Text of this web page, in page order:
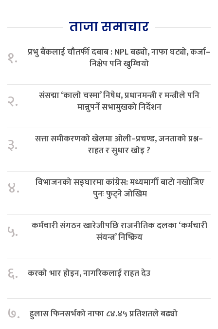
ताजा समाचार
१.
प्रभु बैंकलाई चौतर्फी दबाब : NPL बढ्यो, नाफा घट्यो, कर्जा–
निक्षेप पनि खुम्चियो
२.
संसद्मा ‘कालो चस्मा’ निषेध, प्रधानमन्त्री र मन्त्रीले पनि
मान्नुपर्ने सभामुखको निर्देशन
३.
सत्ता समीकरणको खेलमा ओली–प्रचण्ड, जनताको प्रश्न–
राहत र सुधार खोइ ?
४.
विभाजनको सङ्घारमा कांग्रेस: मध्यमार्गी बाटो नखोजिए
पुनः फुट्ने जोखिम
५.
कर्मचारी संगठन खारेजीपछि राजनीतिक दलका ‘कर्मचारी
संयन्त्र’ निष्क्रिय
६. करको भार होइन, नागरिकलाई राहत देउ
७. हुलास फिनसर्भको नाफा ८४.४५ प्रतिशतले बढ्यो